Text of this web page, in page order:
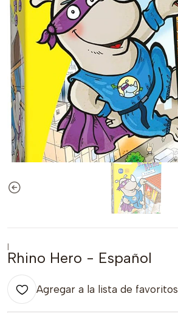
|
Rhino Hero - Español
Agregar a la lista de favoritos